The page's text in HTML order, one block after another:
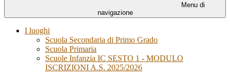
Menu di
navigazione
I luoghi
Scuola Secondaria di Primo Grado
Scuola Primaria
Scuole Infanzia IC SESTO 1 - MODULO
ISCRIZIONI A.S. 2025/2026